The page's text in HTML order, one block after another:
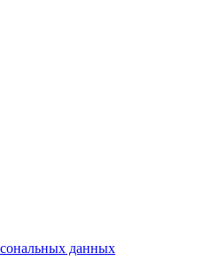
данных